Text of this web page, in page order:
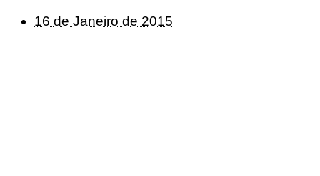
16 de Janeiro de 2015